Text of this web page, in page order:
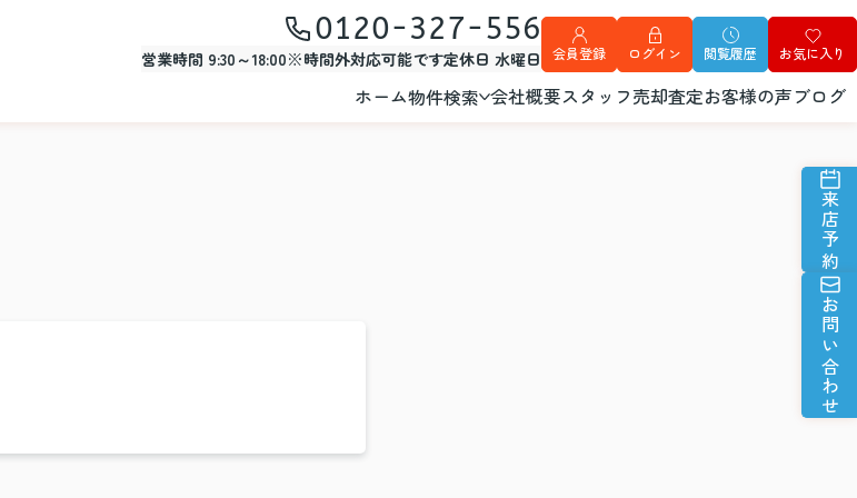
0120-327-556
営業時間 9:30～18:00※時間外対応可能です定休日 水曜日 会員登録 ログイン 閲覧履歴 お気に入り
ホーム物件検索 会社概要スタッフ売却査定お客様の声ブログ
来店予約
お問い合わせ